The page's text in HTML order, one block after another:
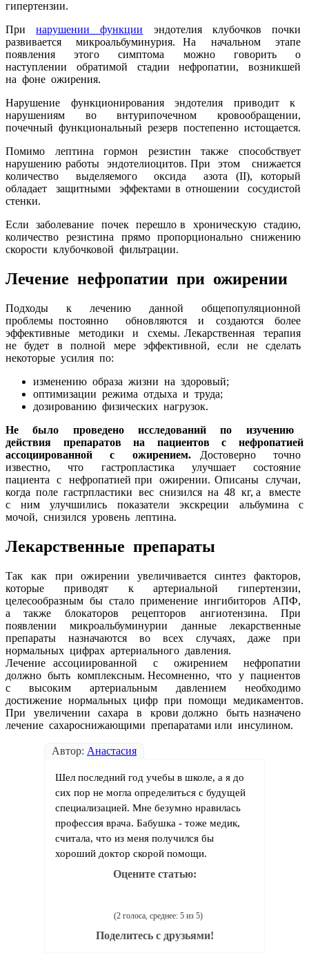
гипертензии.
Принарушении функции эндотелия клубочков почки
развивается микроальбуминурия. На начальном этапе
появления этого симптома можно говорить о
наступлении обратимой стадии нефропатии, возникшей
на фоне ожирения.
Нарушение функционирования эндотелия приводит к
нарушениям во внтурипочечном кровообращении,
почечный функциональный резерв постепенно истощается.
Помимо лептина гормон резистин также способствует
нарушению работы эндотелиоцитов. При этом снижается
количество выделяемого оксида азота (II), который
обладает защитными эффектами в отношении сосудистой
стенки.
Если заболевание почек перешло в хроническую стадию,
количество резистина прямо пропорционально снижению
скорости клубочковой фильтрации.
Лечение нефропатии при ожирении
Подходы к лечению данной общепопуляционной
проблемы постоянно обновляются и создаются более
эффективные методики и схемы. Лекарственная терапия
не будет в полной мере эффективной, если не сделать
некоторые усилия по:
изменению образа жизни на здоровый;
оптимизации режима отдыха и труда;
дозированию физических нагрузок.
Не было проведено исследований по изучению
действия препаратов на пациентов с нефропатией
ассоциированной с ожирением.Достоверно точно
известно, что гастропластика улучшает состояние
пациента с нефропатией при ожирении. Описаны случаи,
когда поле гастрпластики вес снизился на 48 кг, а вместе
с ним улучшились показатели экскреции альбумина с
мочой, снизился уровень лептина.
Лекарственные препараты
Так как при ожирении увеличивается синтез факторов,
которые приводят к артериальной гипертензии,
целесообразным бы стало применение ингибиторов АПФ,
а также блокаторов рецепторов ангиотензина. При
появлении микроальбуминурии данные лекарственные
препараты назначаются во всех случаях, даже при
нормальных цифрах артериального давления.
Лечение ассоциированной с ожирением нефропатии
должно быть комплексным. Несомненно, что у пациентов
с высоким артериальным давлением необходимо
достижение нормальных цифр при помощи медикаментов.
При увеличении сахара в крови должно быть назначено
лечение сахароснижающими препаратами или инсулином.
Автор: Анастасия
Шел последний год учебы в школе, а я до
сих пор не могла определиться с будущей
специализацией. Мне безумно нравилась
профессия врача. Бабушка - тоже медик,
считала, что из меня получился бы
хороший доктор скорой помощи.
Оцените статью:
(2 голоса, среднее: 5 из 5)
Поделитесь с друзьями!